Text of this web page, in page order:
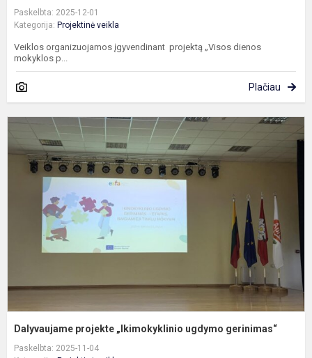
Paskelbta: 2025-12-01
Kategorija: Projektinė veikla
Veiklos organizuojamos įgyvendinant projektą „Visos dienos
mokyklos p...
Plačiau
Dalyvaujame projekte „Ikimokyklinio ugdymo gerinimas“
Paskelbta: 2025-11-04